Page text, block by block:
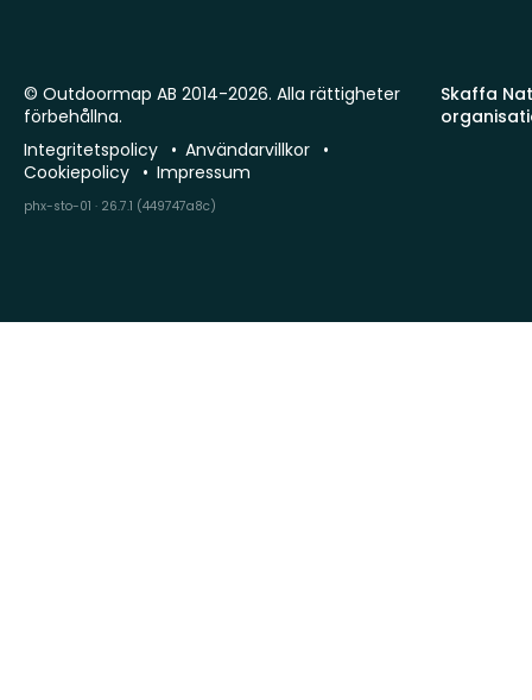
Skaffa
© Outdoormap AB 2014-2026. Alla rättigheter
förbehållna.
Integritetspolicy
Användarvillkor
Cookiepolicy
Impressum
phx-sto-01 · 26.7.1 (449747a8c)